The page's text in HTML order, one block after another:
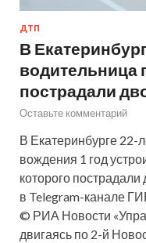
ДТП
В
водительница
пострадали
Оставьте комментарий
В Екатеринбурге 22-
вождения 1 год
которого
в Telegram-канале
© РИА Новости
двигаясь по 2-й